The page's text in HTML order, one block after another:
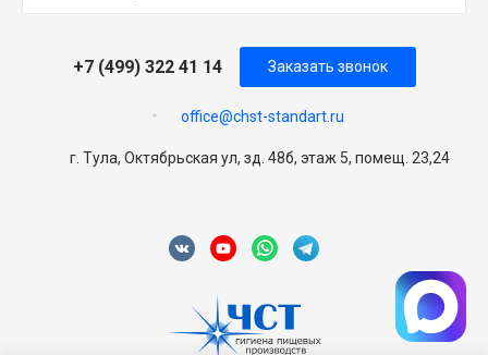
+7 (499) 322 41 14
office@chst-standart.ru
Заказать звонок
г. Тула, Октябрьская ул, зд. 48б, этаж 5, помещ. 23,24